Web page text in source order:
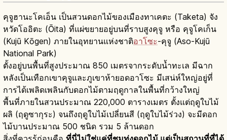
คุจูฮานะโคเอ็น เป็นสวนดอกไม้ของเมืองทาเคตะ (Taketa) จัง
หวัดโออิตะ (Ōita) ที่แผ่ขยายอยู่บนที่ราบสูงคุจู หรือ คุจูโคเก็น
(Kujū Kōgen) ภายในอุทยานแห่งชาติอาโซะ-คุจู (Aso-Kujū
National Park)
ตั้งอยู่บนพื้นที่สูงประมาณ 850 เมตรจากระดับน้ำทะเล มีฉาก
หลังเป็นเทือกเขาคุจูและภูเขาห้ายอดอาโซะ มีเสน่ห์ใหญ่อยู่ที่
การได้เพลิดเพลินกับดอกไม้ตามฤดูกาลในพื้นที่กว้างใหญ่
พื้นที่ภายในสวนประมาณ 220,000 ตารางเมตร ตั้งแต่ฤดูใบไม้
ผลิ (ฤดูซากุระ) จนถึงฤดูใบไม้เปลี่ยนสี (ฤดูใบไม้ร่วง) จะมีดอก
ไม้บานประมาณ 500 ชนิด รวม 5 ล้านดอก